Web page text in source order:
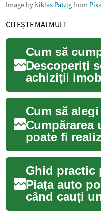
Image by Niklas Patzigfrom
CITEȘTE MAI MULT
Descoperiți
achiziții
în România.
locației
pri...
Cumpărarea
poate fi
împrumut
Acest ghid
procesul de
Piața auto
când cauți
bun, mai